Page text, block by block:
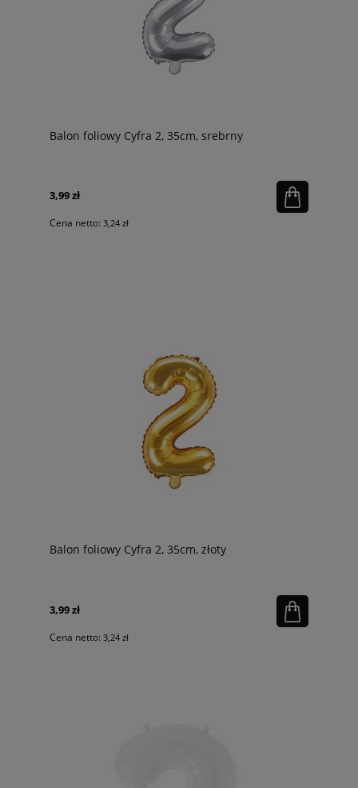
Balon foliowy Cyfra 2, 35cm, srebrny
3,99 zł
Cena netto: 3,24 zł
Balon foliowy Cyfra 2, 35cm, złoty
3,99 zł
Cena netto: 3,24 zł